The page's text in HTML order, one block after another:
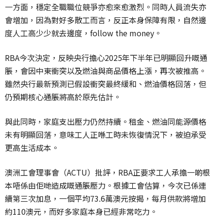
一方面， 穩定全職職位競爭亦愈來愈激烈。同時人員流失亦
會增加， 因為對好多散工而言，反正本身保障有限， 自然邊
度人工高少少就去邊度，follow the money。
RBA今次決定， 反映央行擔心2025年下半年已明顯回升嘅通
脹， 會因中東衝突以及燃油與商品價格上漲，再次被推高。
雖然央行最新預測已假設衝突最終緩和、燃油價格回落， 但
仍預期核心通脹將高於原先估計。
與此同時，家庭支出壓力仍然持續。租金、 燃油同能源價格
未有明顯回落，意味工人正喺工時未恢復情況下， 被迫承受
更高生活成本。
澳洲工會理事會（ACTU）批評， RBA正要求工人承擔一啲根
本唔係由佢哋造成嘅通脹壓力。 根據工會估算，今次已係連
續第三次加息，一個平均73.6萬澳元按揭，每月供款將增加
約110澳元， 而好多家庭本身已經非常吃力。